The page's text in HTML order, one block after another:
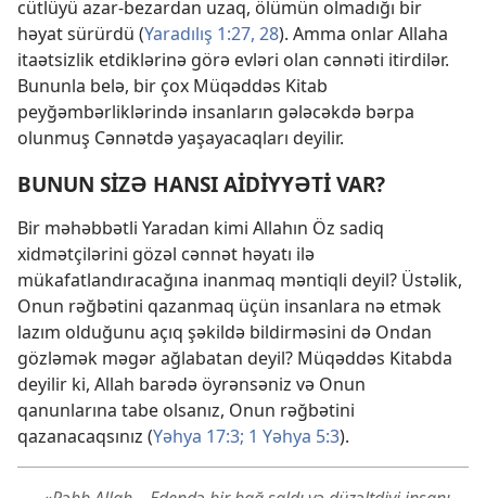
cütlüyü azar-bezardan uzaq, ölümün olmadığı bir
həyat sürürdü (Yaradılış 1:27, 28). Amma onlar Allaha
itaətsizlik etdiklərinə görə evləri olan cənnəti itirdilər.
Bununla belə, bir çox Müqəddəs Kitab
peyğəmbərliklərində insanların gələcəkdə bərpa
olunmuş Cənnətdə yaşayacaqları deyilir.
BUNUN SİZƏ HANSI AİDİYYƏTİ VAR?
Bir məhəbbətli Yaradan kimi Allahın Öz sadiq
xidmətçilərini gözəl cənnət həyatı ilə
mükafatlandıracağına inanmaq məntiqli deyil? Üstəlik,
Onun rəğbətini qazanmaq üçün insanlara nə etmək
lazım olduğunu açıq şəkildə bildirməsini də Ondan
gözləmək məgər ağlabatan deyil? Müqəddəs Kitabda
deyilir ki, Allah barədə öyrənsəniz və Onun
qanunlarına tabe olsanız, Onun rəğbətini
qazanacaqsınız (Yəhya 17:3; 1 Yəhya 5:3).